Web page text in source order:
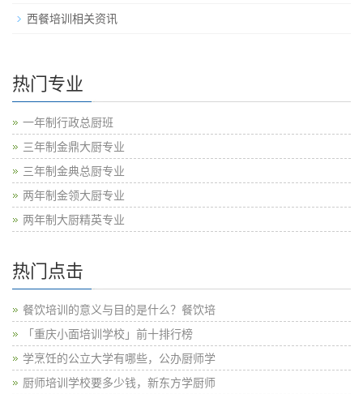
西餐培训相关资讯
热门专业
一年制行政总厨班
三年制金鼎大厨专业
三年制金典总厨专业
两年制金领大厨专业
两年制大厨精英专业
热门点击
餐饮培训的意义与目的是什么？餐饮培
「重庆小面培训学校」前十排行榜
学烹饪的公立大学有哪些，公办厨师学
厨师培训学校要多少钱，新东方学厨师